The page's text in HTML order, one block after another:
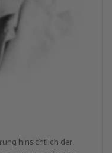
hinsichtlich der